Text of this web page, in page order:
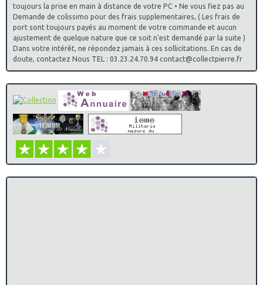
toujours la prise en main à distance de votre PC • Ne vous fiez pas au
Demande de colissimo pour des frais supplementaires, ( Les frais de
port sont toujours payés au moment de votre commande et aucun
ajustement de quelque nature que ce soit n'est demandé par la suite )
Dans votre intérêt, ne répondez jamais à ces sollicitations. En cas de
doute, contactez Nous TEL : 03.23.24.70.94 contact@collectpierre.fr